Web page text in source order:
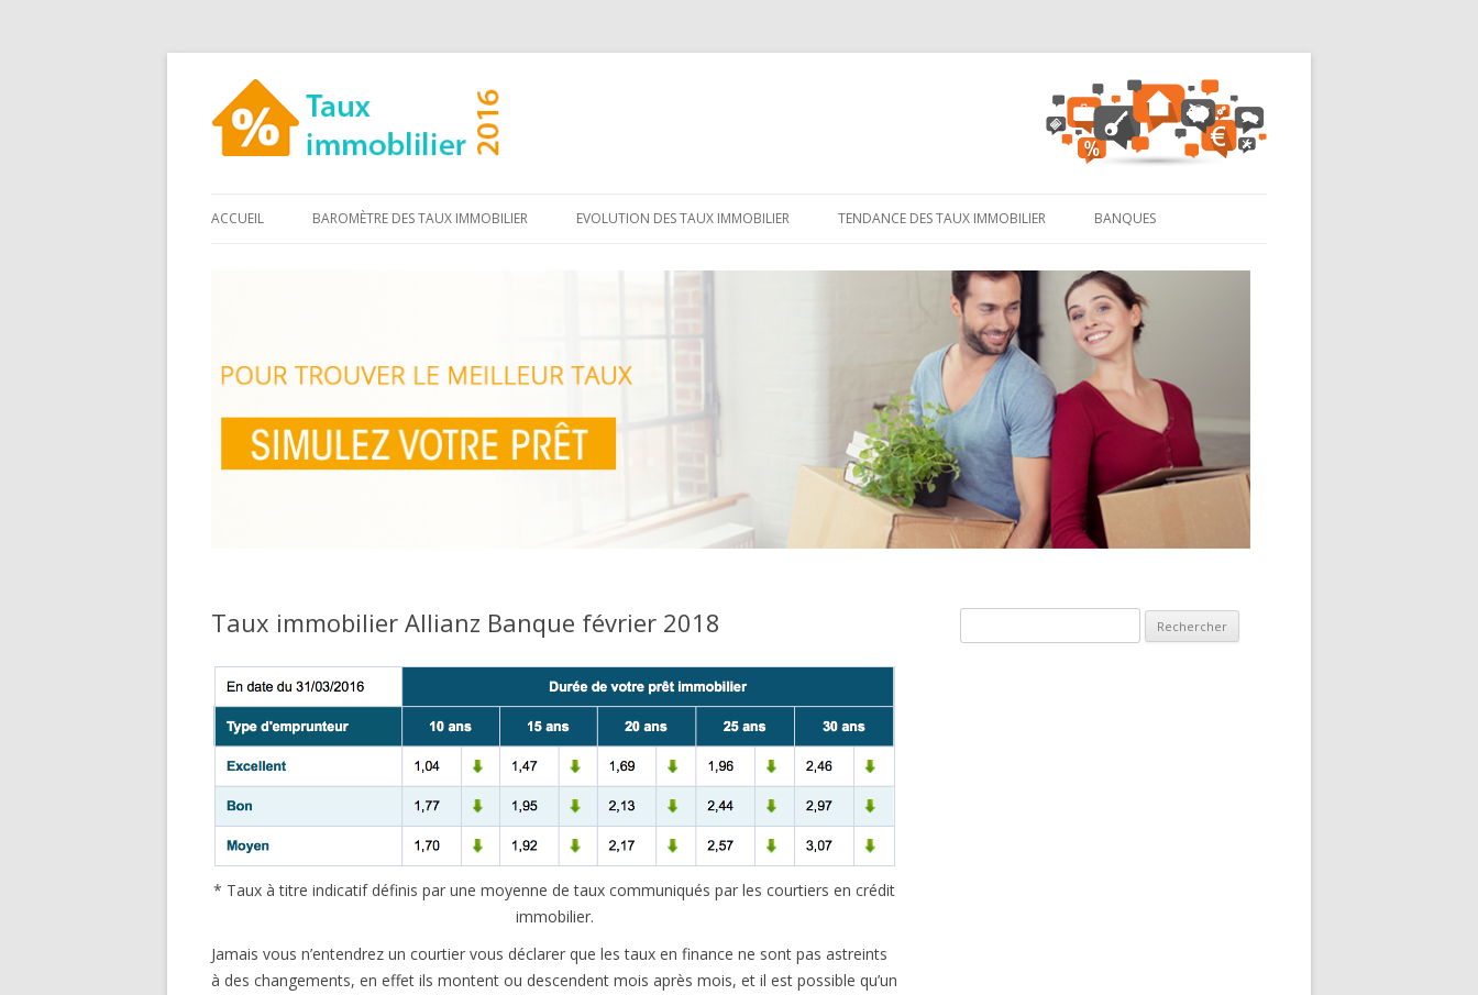
au
ACCUEIL BAROMÈTRE DES TAUX IMMOBILIER EVOLUTION DES TAUX IMMOBILIER TENDANCE DES TAUX IMMOBILIER BANQUES
Taux immobilier Allianz Banque février 2018
* Taux à titre indicatif définis par une moyenne de taux communiqués par les courtiers en crédit
immobilier.
Jamais vous n’entendrez un courtier vous déclarer que les taux en finance ne sont pas astreints
à des changements, en effet ils montent ou descendent mois après mois, et il est possible qu’un